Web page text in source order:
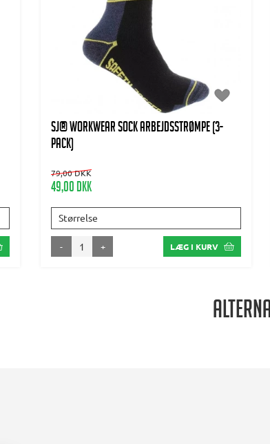
SJ® WORKWEAR SOCK ARBEJDSSTRØMPE (3-
PACK)
79,00 DKK
49,00 DKK
Størrelse
- + LÆG I KURV